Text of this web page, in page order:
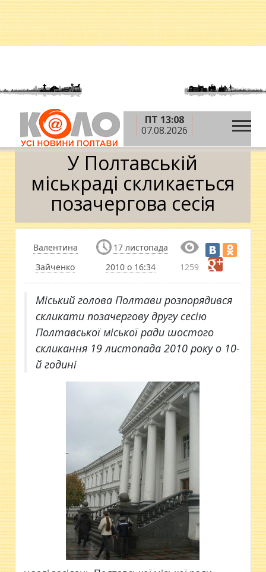
ПТ 13:08
07.08.2026
Головна » Новини »
У Полтавській міськраді
скликається позачергова сесія
У Полтавській
міськраді скликається
позачергова сесія
Валентина
Зайченко
17 листопада
2010 о 16:34
1259
Міський голова Полтави розпорядився
скликати позачергову другу сесію
Полтавської міської ради шостого
скликання 19 листопада 2010 року о 10-
й годині